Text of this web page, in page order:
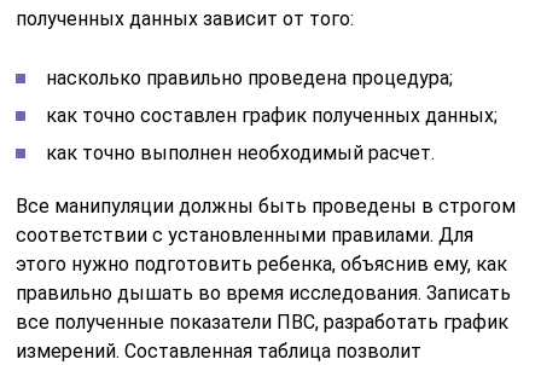
полученных данных зависит от того:
насколько правильно проведена процедура;
как точно составлен график полученных данных;
как точно выполнен необходимый расчет.
Все манипуляции должны быть проведены в строгом
соответствии с установленными правилами. Для
этого нужно подготовить ребенка, объяснив ему, как
правильно дышать во время исследования. Записать
все полученные показатели ПВС, разработать график
измерений. Составленная таблица позволит